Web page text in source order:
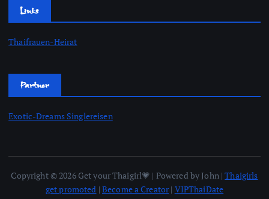
Links
Thaifrauen-Heirat
Partner
Exotic-Dreams Singlereisen
Copyright © 2026 Get your Thaigirl💗 | Powered by John |Thaigirls
get promoted | Become a Creator| VIPThaiDate